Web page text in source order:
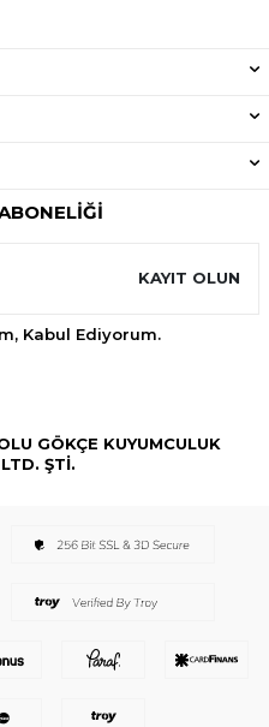
KAYIT OLUN
Kabul Ediyorum.
GÖKÇE KUYUMCULUK
ŞTİ.